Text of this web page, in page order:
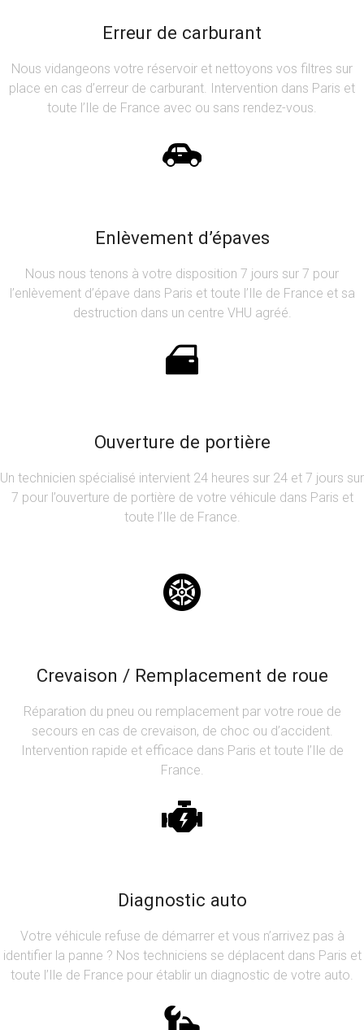
Erreur de carburant
Nous vidangeons votre réservoir et nettoyons vos filtres sur
place en cas d’erreur de carburant. Intervention dans Paris et
toute l’Ile de France avec ou sans rendez-vous.
Enlèvement d’épaves
Nous nous tenons à votre disposition 7 jours sur 7 pour
l’enlèvement d’épave dans Paris et toute l’Ile de France et sa
destruction dans un centre VHU agréé.
Ouverture de portière
Un technicien spécialisé intervient 24 heures sur 24 et 7 jours sur
7 pour l’ouverture de portière de votre véhicule dans Paris et
toute l’Ile de France.
Crevaison / Remplacement de roue
Réparation du pneu ou remplacement par votre roue de
secours en cas de crevaison, de choc ou d’accident.
Intervention rapide et efficace dans Paris et toute l’Ile de
France.
Diagnostic auto
Votre véhicule refuse de démarrer et vous n’arrivez pas à
identifier la panne ? Nos techniciens se déplacent dans Paris et
toute l’Ile de France pour établir un diagnostic de votre auto.